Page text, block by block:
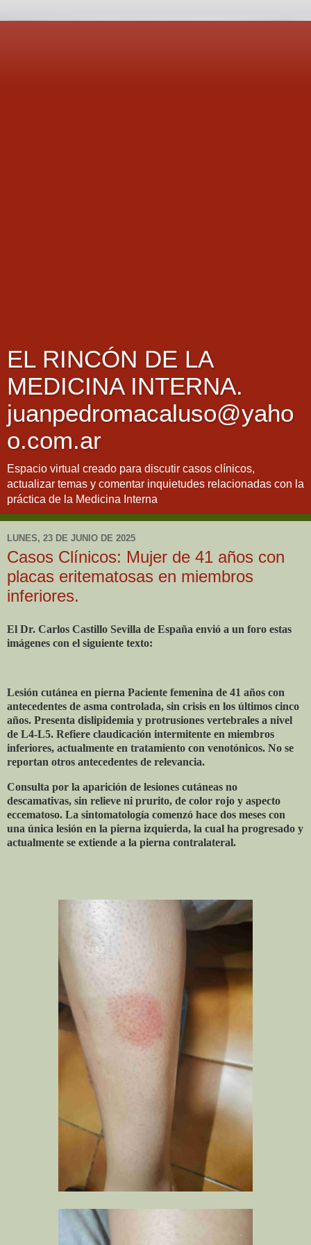
EL RINCÓN DE LA
MEDICINA INTERNA.
juanpedromacaluso@yaho
o.com.ar
Espacio virtual creado para discutir casos clínicos,
actualizar temas y comentar inquietudes relacionadas con la
práctica de la Medicina Interna
LUNES, 23 DE JUNIO DE 2025
Casos Clínicos: Mujer de 41 años con
placas eritematosas en miembros
inferiores.
El Dr. Carlos Castillo Sevilla de España envió a un foro estas
imágenes con el siguiente texto:
Lesión cutánea en pierna Paciente femenina de 41 años con
antecedentes de asma controlada, sin crisis en los últimos cinco
años. Presenta dislipidemia y protrusiones vertebrales a nivel
de L4-L5. Refiere claudicación intermitente en miembros
inferiores, actualmente en tratamiento con venotónicos. No se
reportan otros antecedentes de relevancia.
Consulta por la aparición de lesiones cutáneas no
descamativas, sin relieve ni prurito, de color rojo y aspecto
eccematoso. La sintomatología comenzó hace dos meses con
una única lesión en la pierna izquierda, la cual ha progresado y
actualmente se extiende a la pierna contralateral.